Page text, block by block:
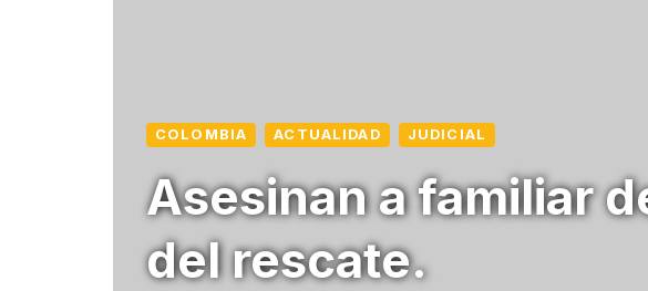
COLOMBIA ACTUALIDAD JUDICIAL
Asesinan a familiar
del rescate.